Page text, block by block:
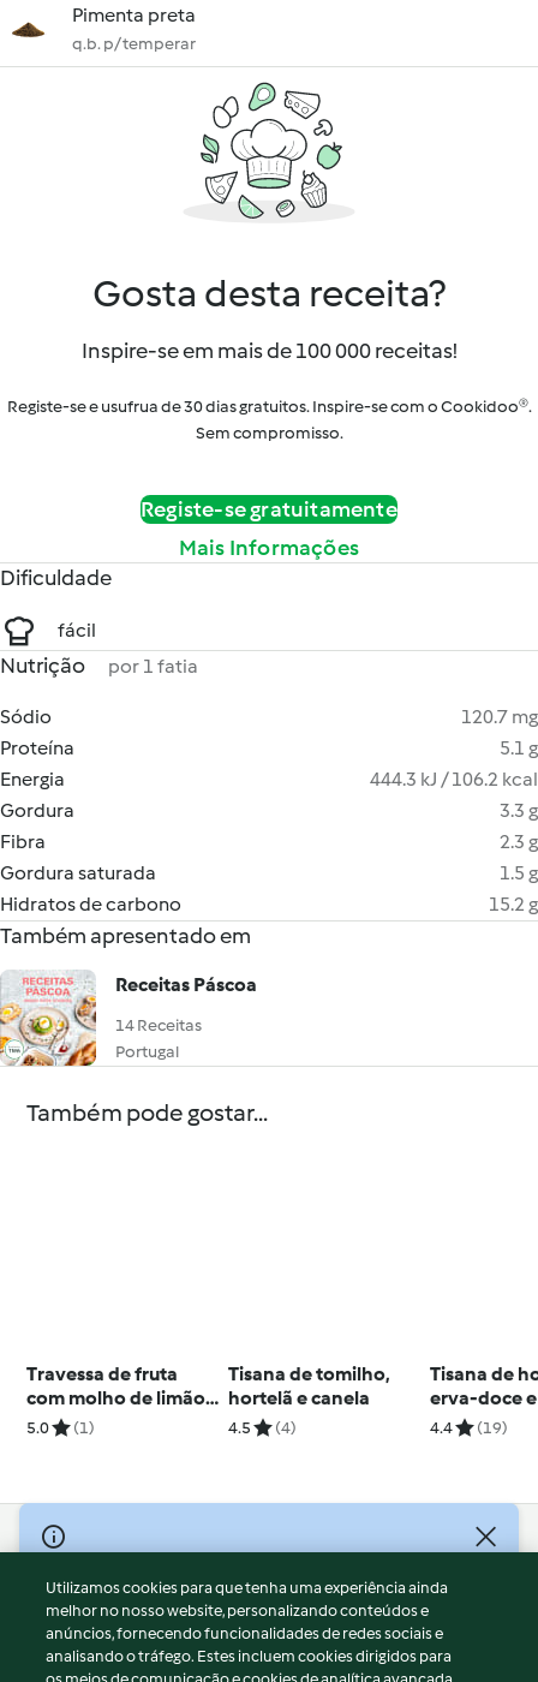
Pimenta preta
q.b. p/ temperar
Gosta desta receita?
Inspire-se em mais de 100 000 receitas!
Registe-se e usufrua de 30 dias gratuitos. Inspire-se com o Cookidoo®.
Sem compromisso.
Registe-se gratuitamente
Mais Informações
Dificuldade
fácil
Nutrição por 1 fatia
Sódio
120.7 mg
Proteína
5.1 g
Energia
444.3 kJ / 106.2 kcal
Gordura
3.3 g
Fibra
2.3 g
Gordura saturada
1.5 g
Hidratos de carbono
15.2 g
Também apresentado em
Receitas Páscoa
14 Receitas
Portugal
Também pode gostar...
Travessa de fruta
com molho de limão
e mel
5.0 (1)
Tisana de tomilho,
hortelã e canela
4.5 (4)
Tisana de
erva-doce
4.4 (19)
© Copyright 2026
Termos de Utilização
Aviso sobre Proteção de Dados
Aviso
Utilizamos cookies para que tenha uma experiência ainda
melhor no nosso website, personalizando conteúdos e
anúncios, fornecendo funcionalidades de redes sociais e
analisando o tráfego. Estes incluem cookies dirigidos para